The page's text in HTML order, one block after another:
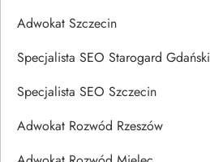
Adwokat Szczecin
Specjalista SEO Starogard Gdański
Specjalista SEO Szczecin
Adwokat Rozwód Rzeszów